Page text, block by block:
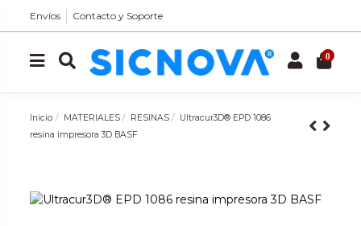
Envíos Contacto y Soporte
0
Inicio MATERIALES RESINAS
Ultracur3D® EPD 1086
resina impresora 3D BASF